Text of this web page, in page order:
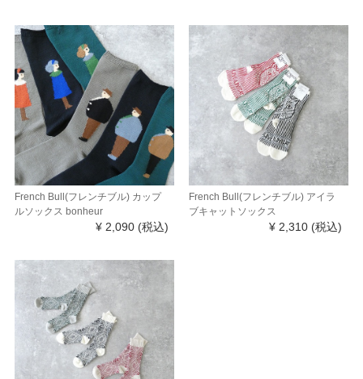
French Bull(フレンチブル) カップ
ルソックス bonheur
¥ 2,090 (税込)
French Bull(フレンチブル) アイラ
ブキャットソックス
¥ 2,310 (税込)